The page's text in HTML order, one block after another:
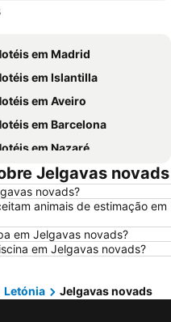
em Espanha
em Madrid
em Islantilla
em Aveiro
em Barcelona
em Nazaré
em Peniche
em Isla Canela
em Vigo
em Málaga
Jelgavas novads
novads?
animais de estimação em
em Jelgavas novads?
em Jelgavas novads?
Letónia Jelgavas novads